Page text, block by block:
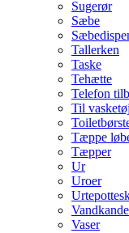
Sugerør
Sæbe
Tallerken
Taske
Tehætte
Telefon
Til
Tæppe
Tæpper
Ur
Uroer
Vandkande
Vaser